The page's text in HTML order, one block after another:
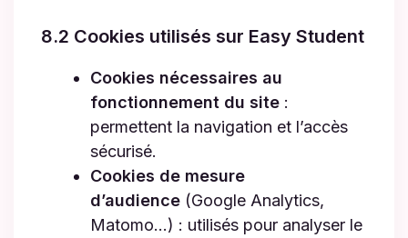
8.2 Cookies utilisés sur Easy Student
Cookies nécessaires au
fonctionnement du site :
permettent la navigation et l’accès
sécurisé.
Cookies de mesure
d’audience (Google Analytics,
Matomo…) : utilisés pour analyser le